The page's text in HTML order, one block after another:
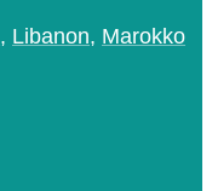
, Libanon, Marokko